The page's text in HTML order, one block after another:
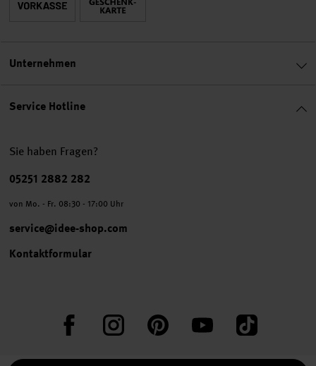
Service Hotline
Sie haben Fragen?
Telefonnummer
05251 2882 282
von Mo. - Fr. 08:30 - 17:00 Uhr
service@idee-shop.com
Kontaktformular
FacebookInstagram PinterestYouTube TikTok
Unternehmen